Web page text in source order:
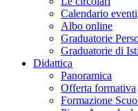
Calendario eventi
Albo online
Graduatorie
Graduatorie di
Didattica
Panoramica
Offerta formativa
Formazione